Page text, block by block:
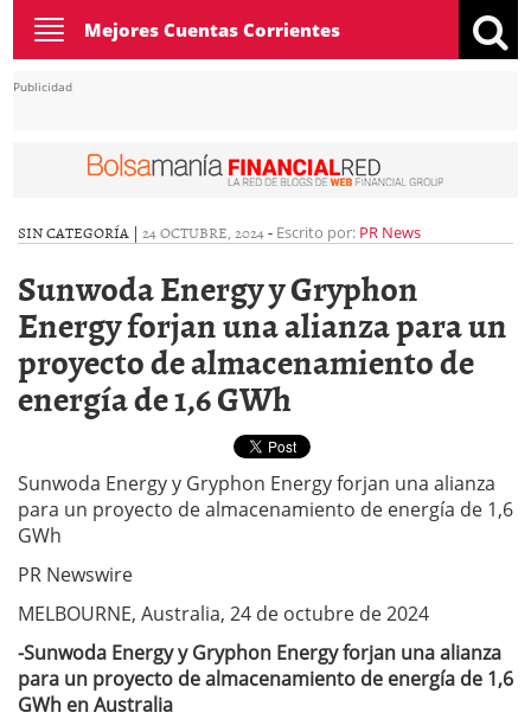
Toggle
navigation
Mejores Cuentas Corrientes
Publicidad
SIN CATEGORÍA | 24 OCTUBRE, 2024- Escrito por: PR News
Sunwoda Energy y Gryphon
Energy forjan una alianza para un
proyecto de almacenamiento de
energía de 1,6 GWh
Sunwoda Energy y Gryphon Energy forjan una alianza
para un proyecto de almacenamiento de energía de 1,6
GWh
PR Newswire
MELBOURNE, Australia, 24 de octubre de 2024
-Sunwoda Energy y Gryphon Energy forjan una alianza
para un proyecto de almacenamiento de energía de 1,6
GWh en Australia